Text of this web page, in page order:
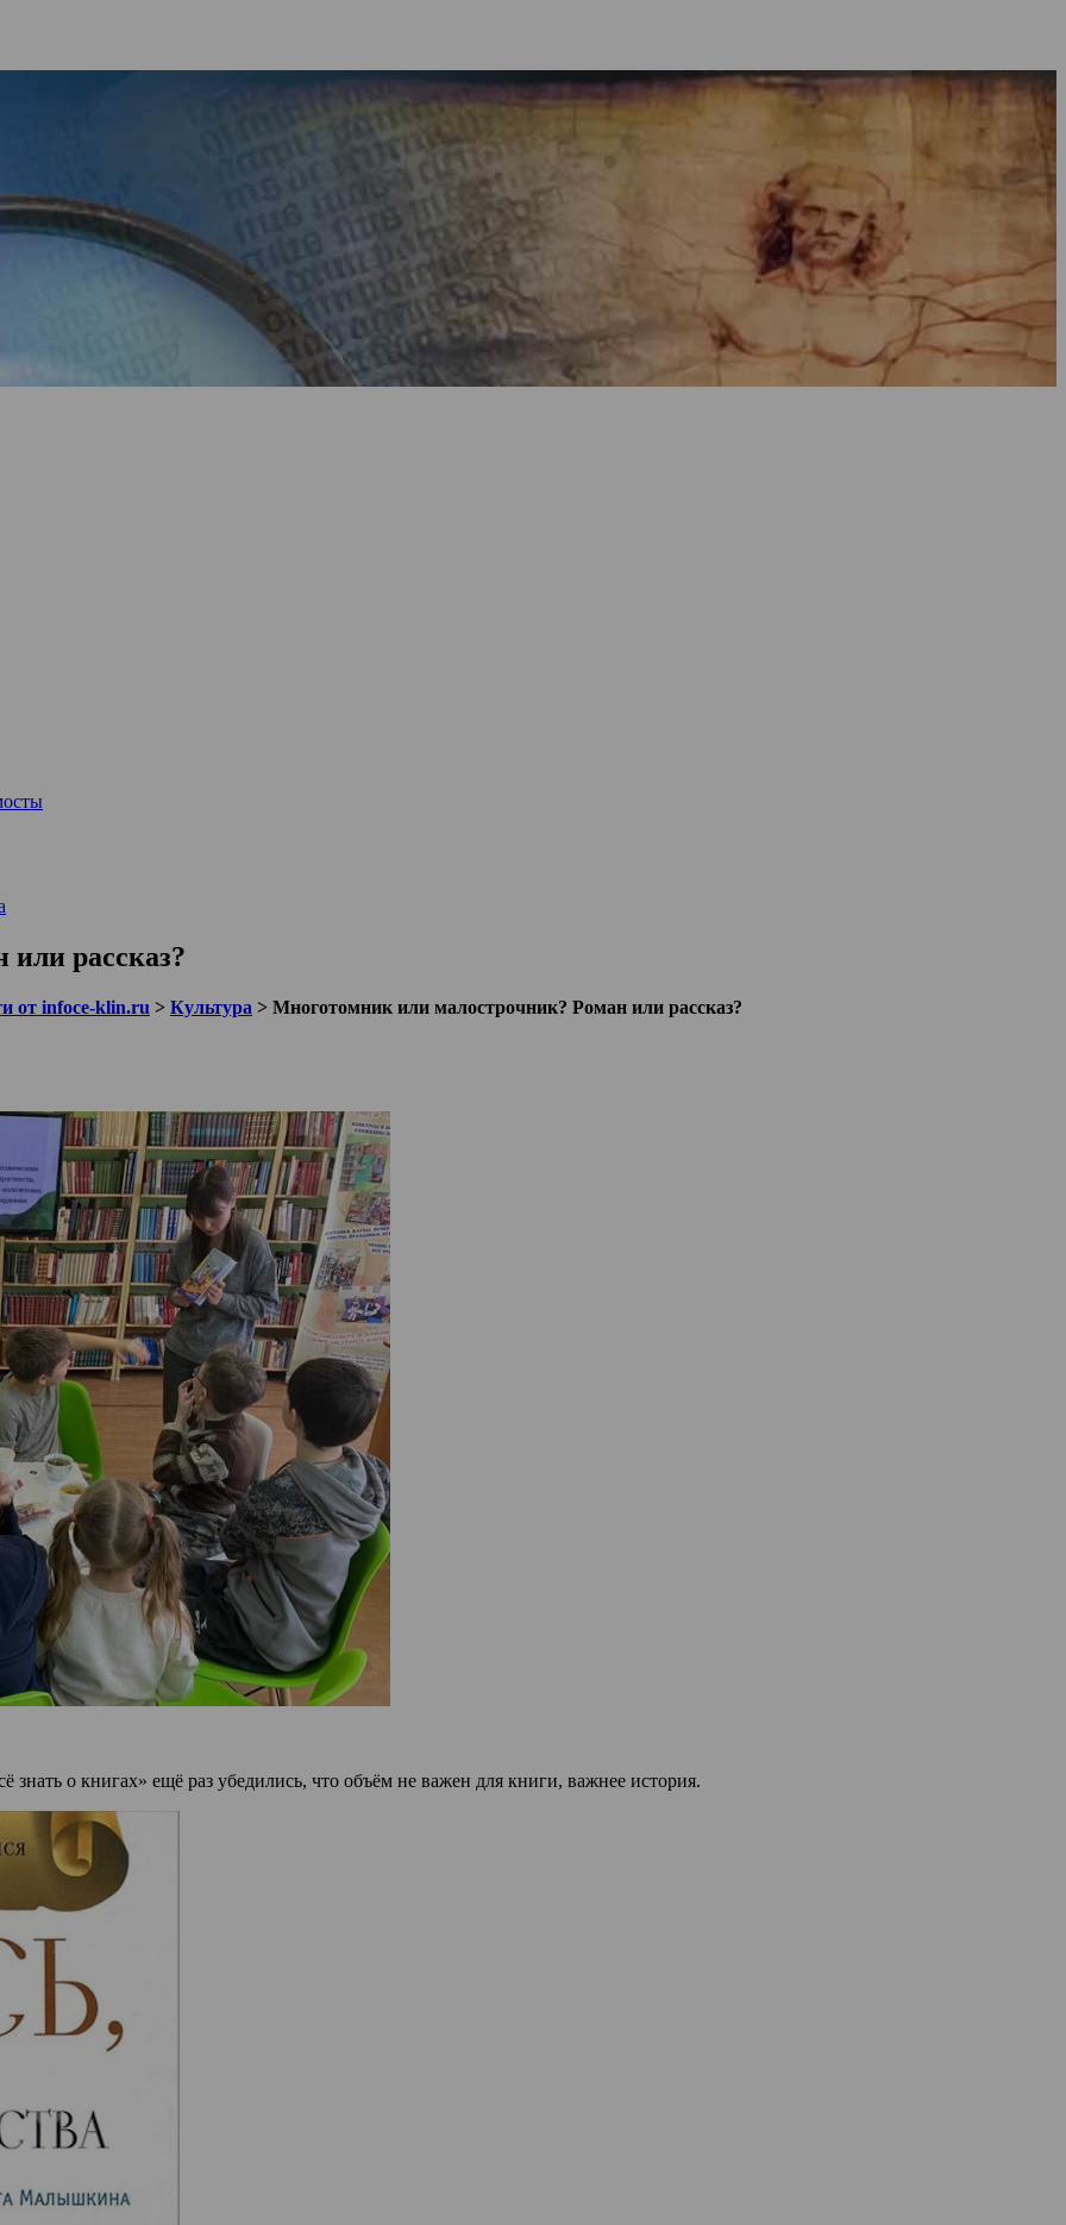
рассказ?
от infoce-klin.ru > Культура > Многотомник или малострочник? Роман или рассказ?
знать о книгах» ещё раз убедились, что объём не важен для книги, важнее история.